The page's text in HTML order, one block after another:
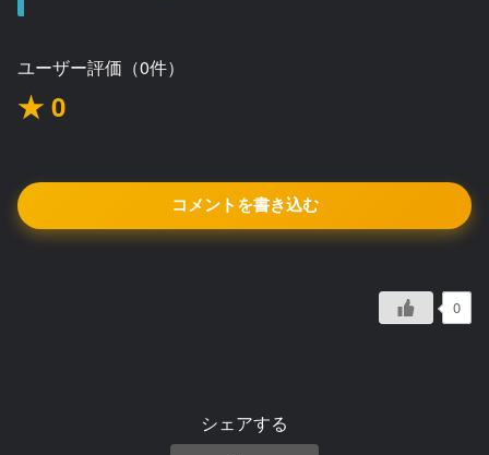
ユーザー評価（0件）
★ 0
コメントを書き込む
0
シェアする